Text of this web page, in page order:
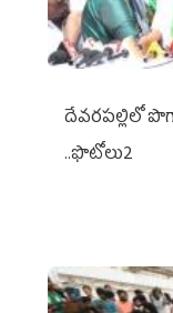
దేవరపల్లిలో
..ఫొటోలు2